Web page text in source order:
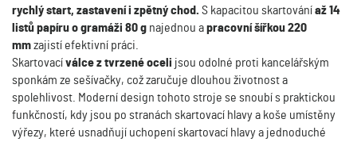
rychlý start, zastavení i zpětný chod. S kapacitou skartováníaž 14
listů papíru o gramáži 80 g najednou apracovní šířkou 220
mmzajistí efektivní práci.
Skartovacíválce z tvrzené oceli jsou odolné proti kancelářským
sponkám ze sešívačky, což zaručuje dlouhou životnost a
spolehlivost. Moderní design tohoto stroje se snoubí s praktickou
funkčností, kdy jsou po stranách skartovací hlavy a koše umístěny
výřezy, které usnadňují uchopení skartovací hlavy a jednoduché